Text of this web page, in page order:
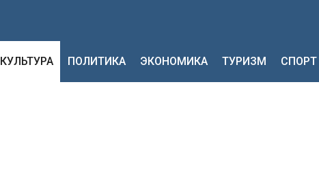
КУЛЬТУРА ПОЛИТИКА ЭКОНОМИКА ТУРИЗМ СПОРТ